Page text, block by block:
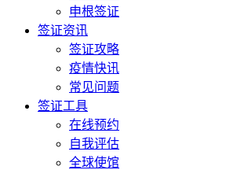
申根签证
签证资讯
签证攻略
疫情快讯
常见问题
签证工具
在线预约
自我评估
全球使馆